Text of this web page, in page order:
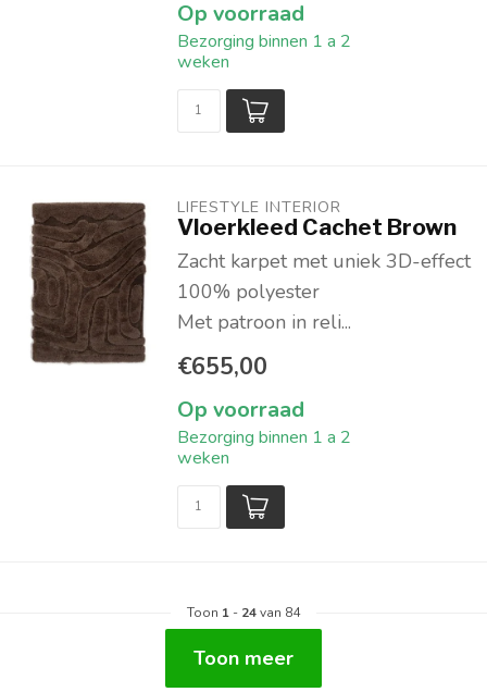
Op voorraad
Bezorging binnen 1 a 2
weken
LIFESTYLE INTERIOR
Vloerkleed Cachet Brown
Zacht karpet met uniek 3D-effect
100% polyester
Met patroon in reli...
€655,00
Op voorraad
Bezorging binnen 1 a 2
weken
Toon 1 - 24van 84
Toon meer